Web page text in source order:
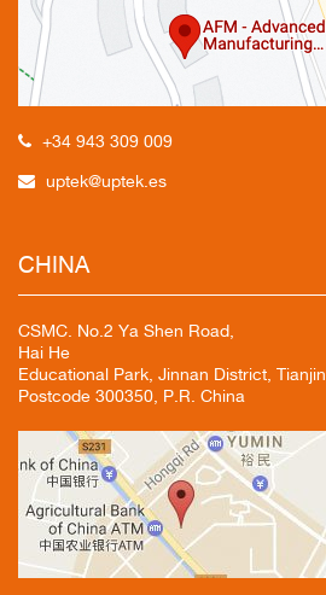
+34 943 309 009
uptek@uptek.es
CHINA
CSMC. No.2 Ya Shen Road,
Hai He
Educational Park, Jinnan District, Tianjin
Postcode 300350, P.R. China